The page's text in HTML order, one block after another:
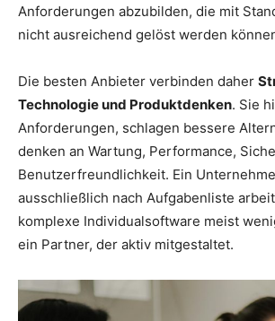
Anforderungen abzubilden, die mit
nicht ausreichend gelöst werden
Die besten Anbieter verbinden daher
Technologie und Produktdenken. Sie
Anforderungen, schlagen bessere
denken an Wartung, Performance,
Benutzerfreundlichkeit. Ein
ausschließlich nach Aufgabenliste
komplexe Individualsoftware meist
ein Partner, der aktiv mitgestaltet.